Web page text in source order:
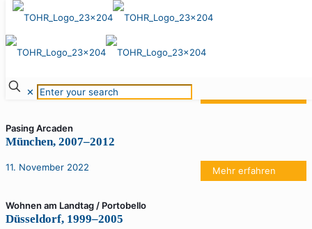
✕
11. November 2022
Wohnen Am Alten Ufer
11. November 2022
Pasing Arcaden
München, 2007–2012
Mehr erfahren
11. November 2022
Wohnen am Landtag / Portobello
Düsseldorf, 1999–2005